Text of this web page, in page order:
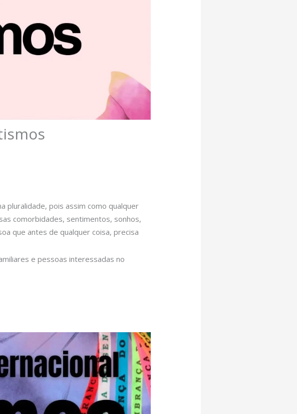
pluralidade, pois assim como qualquer
comorbidades, sentimentos, sonhos,
que antes de qualquer coisa, precisa
e pessoas interessadas no